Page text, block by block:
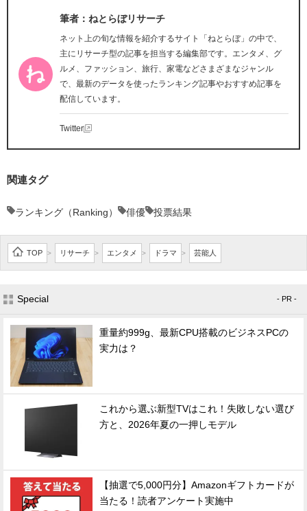
筆者：ねとらぼリサーチ
ネット上の旬な情報を紹介するサイト「ねとらぼ」の中で、
主にリサーチ型の記事を担当する編集部です。エンタメ、グ
ルメ、ファッション、旅行、家電などさまざまなジャンル
で、最新のデータを使ったランキング記事やおすすめ記事を
配信しています。
Twitter
関連タグ
ランキング（Ranking） 俳優 投票結果
TOP > リサーチ > エンタメ > ドラマ > 芸能人
Special - PR -
重量約999g、最新CPU搭載のビジネスPCの
実力は？
これから選ぶ新型TVはこれ！失敗しない選び
方と、2026年夏の一押しモデル
【抽選で5,000円分】Amazonギフトカードが
当たる！読者アンケート実施中